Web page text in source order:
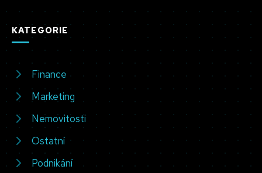
KATEGORIE
Finance
Marketing
Nemovitosti
Ostatní
Podnikání